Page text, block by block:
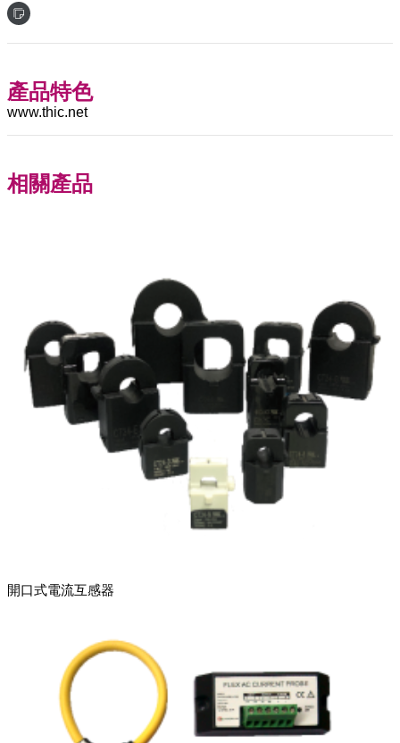
產品特色
www.thic.net
相關產品
開口式電流互感器